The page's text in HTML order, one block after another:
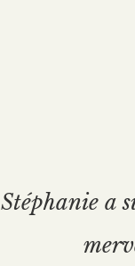
Stéphanie a